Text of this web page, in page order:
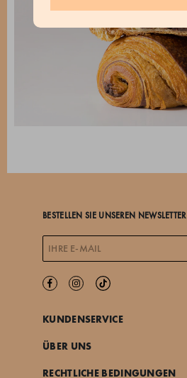
BESTELLEN SIE UNSEREN NEWSLETTER
KUNDENSERVICE
ÜBER UNS
RECHTLICHE BEDINGUNGEN